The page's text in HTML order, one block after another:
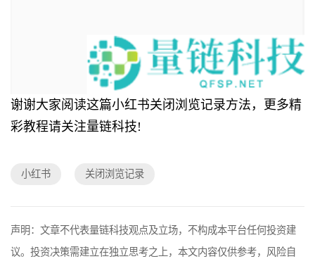
谢谢大家阅读这篇小红书关闭浏览记录方法，更多精
彩教程请关注量链科技!
小红书 关闭浏览记录
声明：文章不代表量链科技观点及立场，不构成本平台任何投资建
议。投资决策需建立在独立思考之上，本文内容仅供参考，风险自